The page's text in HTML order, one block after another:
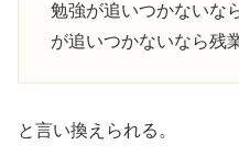
勉強が追いつかないな
が追いつかないなら残
と言い換えられる。